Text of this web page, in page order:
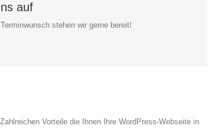
auf
stehen wir gerne bereit!
Vorteile die Ihnen Ihre WordPress-Webseite in